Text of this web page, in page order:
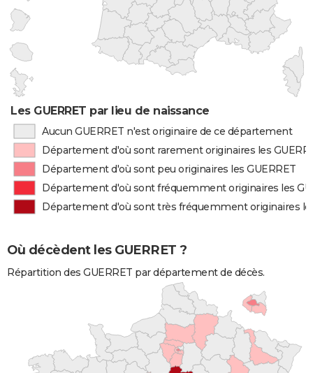
Les GUERRET par lieu de naissance
Aucun GUERRET n'est originaire de ce département
Département d'où sont rarement originaires les
Département d'où sont peu originaires les GUERRET
Département d'où sont fréquemment originaires les
Département d'où sont très fréquemment originaires
Où décèdent les GUERRET ?
Répartition des GUERRET par département de décès.